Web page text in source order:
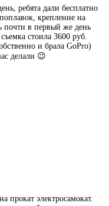
ребята дали бесплатно
крепление на
почти в первый же день
стоила 3600 руб.
и брала GoPro)
делали 😉
прокат электросамокат.